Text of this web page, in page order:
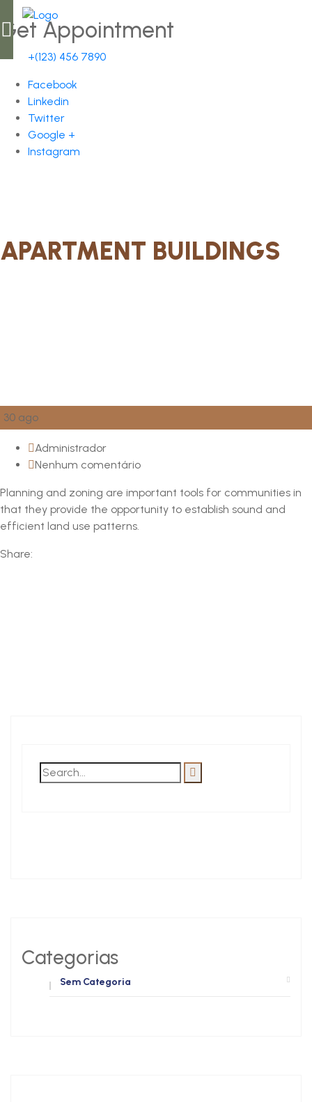
Get Appointment
+(123) 456 7890
Facebook
Linkedin
Twitter
Google +
Instagram
APARTMENT BUILDINGS
30 ago
Administrador
Nenhum comentário
Planning and zoning are important tools for communities in
that they provide the opportunity to establish sound and
efficient land use patterns.
Share:
Categorias
Sem Categoria